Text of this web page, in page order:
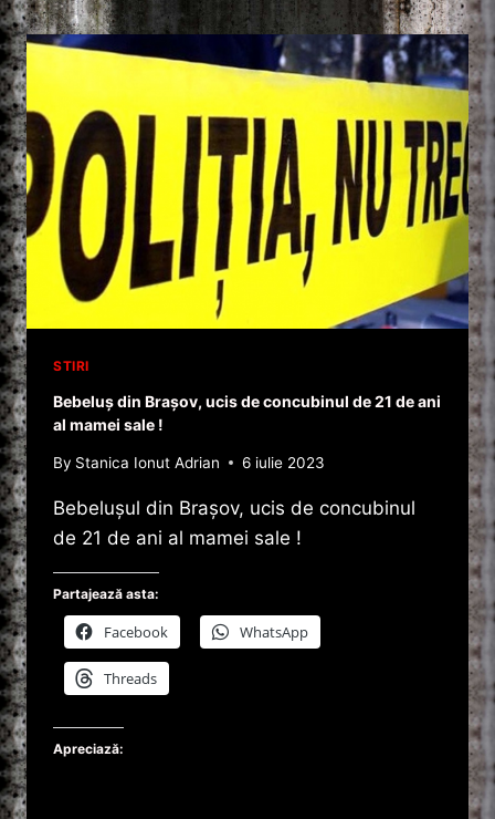
MURIT,
IAR
ALȚI
CARE
UN
COPIL,
FOST
RĂNIȚI.
STIRI
Bebeluș din Brașov, ucis de concubinul de 21 de ani
al mamei sale !
By Stanica Ionut Adrian 6 iulie 2023
Bebelușul din Brașov, ucis de concubinul
de 21 de ani al mamei sale !
Partajează asta:
Facebook WhatsApp
Threads
Apreciază: